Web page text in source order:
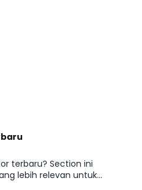
terbaru? Section ini
lebih relevan untuk